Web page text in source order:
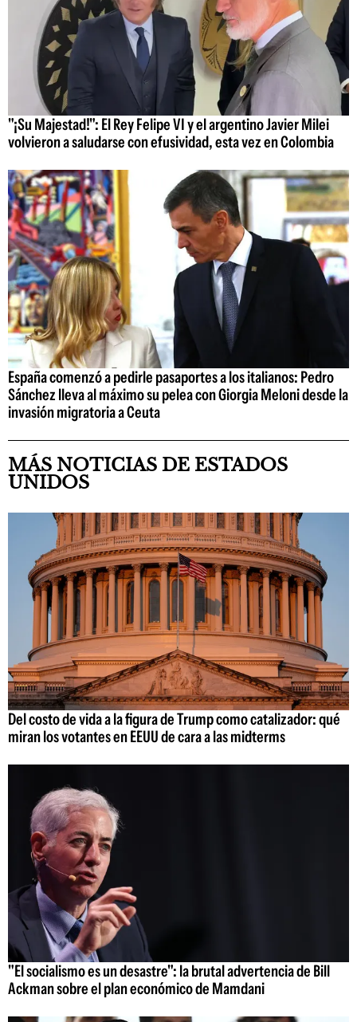
"¡Su Majestad!": El Rey Felipe VI y el argentino Javier Milei
volvieron a saludarse con efusividad, esta vez en Colombia
España comenzó a pedirle pasaportes a los italianos: Pedro
Sánchez lleva al máximo su pelea con Giorgia Meloni desde la
invasión migratoria a Ceuta
MÁS NOTICIAS DE ESTADOS
UNIDOS
Del costo de vida a la figura de Trump como catalizador: qué
miran los votantes en EEUU de cara a las midterms
"El socialismo es un desastre": la brutal advertencia de Bill
Ackman sobre el plan económico de Mamdani